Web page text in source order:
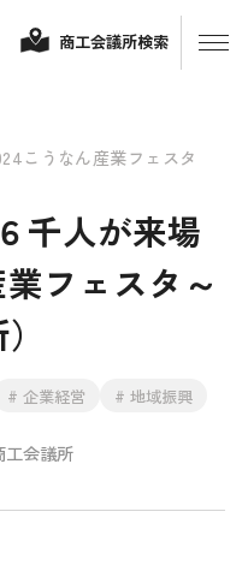
商工会議所検索
こうなん産業フェスタ
千人が来場
フェスタ～
# 企業経営
# 地域振興
工会議所